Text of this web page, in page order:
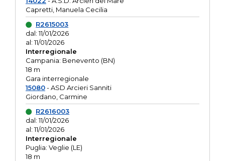
Capretti, Manuela Cecilia
R2615003
dal: 11/01/2026
al: 11/01/2026
Interregionale
Campania: Benevento (BN)
18 m
Gara interregionale
15080- ASD Arcieri Sanniti
Giordano, Carmine
R2616003
dal: 11/01/2026
al: 11/01/2026
Interregionale
Puglia: Veglie (LE)
18 m